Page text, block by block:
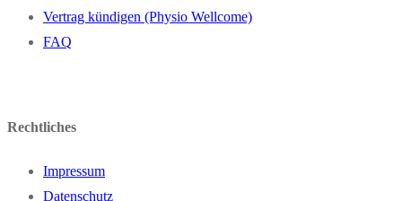
Vertrag kündigen (Physio Wellcome)
FAQ
Rechtliches
Impressum
Datenschutz